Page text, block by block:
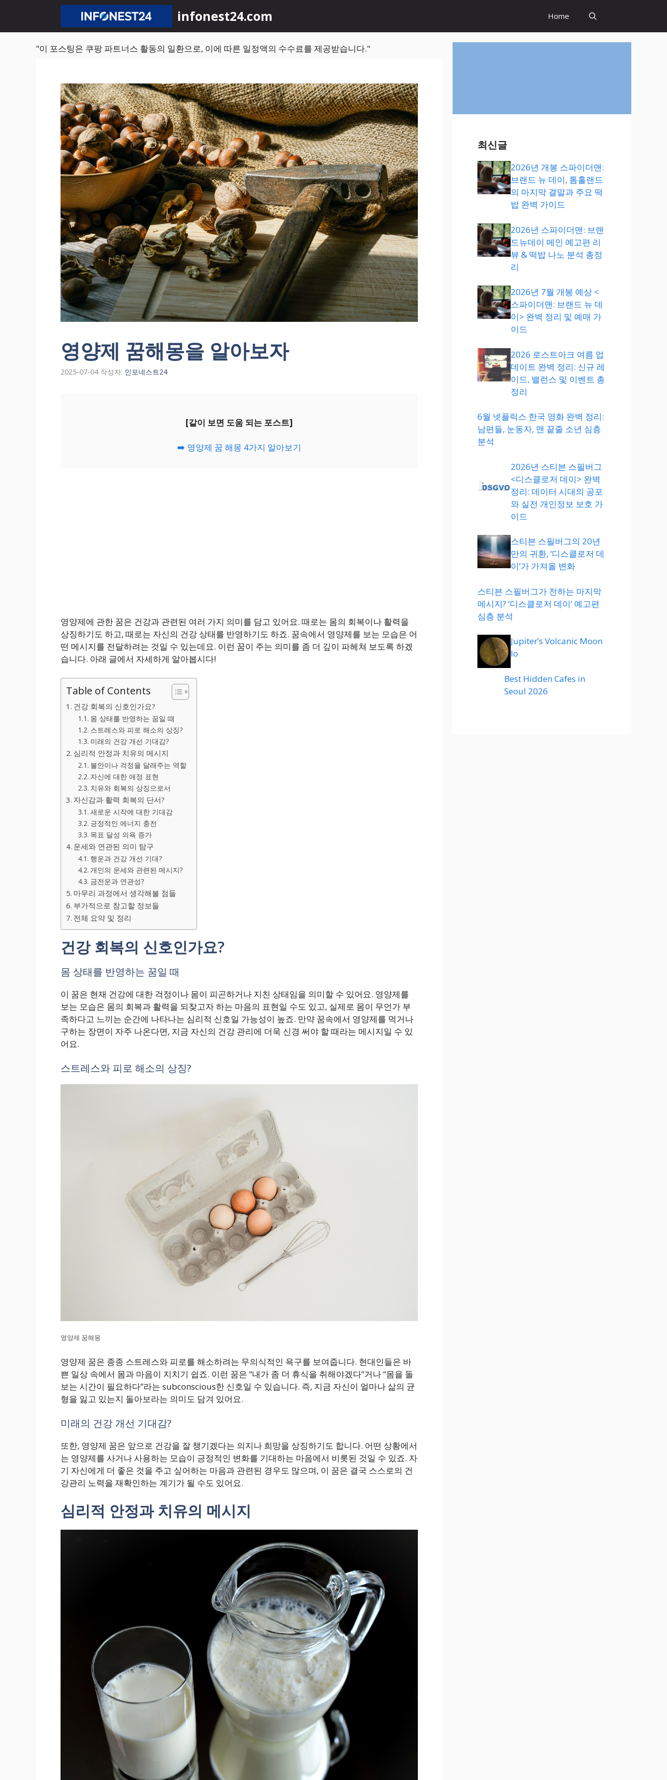
츠
infonest24.com Home
"이 포스팅은 쿠팡 파트너스 활동의 일환으로, 이에 따른 일정액의 수수료를 제공받습니다."
영양제 꿈해몽을 알아보자
2025-07-04 작성자: 인포네스트24
[같이 보면 도움 되는 포스트]
➡️ 영양제 꿈 해몽 4가지 알아보기
영양제에 관한 꿈은 건강과 관련된 여러 가지 의미를 담고 있어요. 때로는 몸의 회복이나 활력을
상징하기도 하고, 때로는 자신의 건강 상태를 반영하기도 하죠. 꿈속에서 영양제를 보는 모습은 어
떤 메시지를 전달하려는 것일 수 있는데요. 이런 꿈이 주는 의미를 좀 더 깊이 파헤쳐 보도록 하겠
습니다. 아래 글에서 자세하게 알아봅시다!
Table of Contents
건강 회복의 신호인가요?
몸 상태를 반영하는 꿈일 때
스트레스와 피로 해소의 상징?
미래의 건강 개선 기대감?
심리적 안정과 치유의 메시지
불안이나 걱정을 달래주는 역할
자신에 대한 애정 표현
치유와 회복의 상징으로서
자신감과 활력 회복의 단서?
새로운 시작에 대한 기대감
긍정적인 에너지 충전
목표 달성 의욕 증가
운세와 연관된 의미 탐구
행운과 건강 개선 기대?
개인의 운세와 관련된 메시지?
금전운과 연관성?
마무리 과정에서 생각해볼 점들
부가적으로 참고할 정보들
전체 요약 및 정리
건강 회복의 신호인가요?
몸 상태를 반영하는 꿈일 때
이 꿈은 현재 건강에 대한 걱정이나 몸이 피곤하거나 지친 상태임을 의미할 수 있어요. 영양제를
보는 모습은 몸의 회복과 활력을 되찾고자 하는 마음의 표현일 수도 있고, 실제로 몸이 무언가 부
족하다고 느끼는 순간에 나타나는 심리적 신호일 가능성이 높죠. 만약 꿈속에서 영양제를 먹거나
구하는 장면이 자주 나온다면, 지금 자신의 건강 관리에 더욱 신경 써야 할 때라는 메시지일 수 있
어요.
스트레스와 피로 해소의 상징?
영양제 꿈해몽
영양제 꿈은 종종 스트레스와 피로를 해소하려는 무의식적인 욕구를 보여줍니다. 현대인들은 바
쁜 일상 속에서 몸과 마음이 지치기 쉽죠. 이런 꿈은 “내가 좀 더 휴식을 취해야겠다”거나 “몸을 돌
보는 시간이 필요하다”라는 subconscious한 신호일 수 있습니다. 즉, 지금 자신이 얼마나 삶의 균
형을 잃고 있는지 돌아보라는 의미도 담겨 있어요.
미래의 건강 개선 기대감?
또한, 영양제 꿈은 앞으로 건강을 잘 챙기겠다는 의지나 희망을 상징하기도 합니다. 어떤 상황에서
는 영양제를 사거나 사용하는 모습이 긍정적인 변화를 기대하는 마음에서 비롯된 것일 수 있죠. 자
기 자신에게 더 좋은 것을 주고 싶어하는 마음과 관련된 경우도 많으며, 이 꿈은 결국 스스로의 건
강관리 노력을 재확인하는 계기가 될 수도 있어요.
심리적 안정과 치유의 메시지
최신글
2026년 개봉 스파이더맨:
브랜드 뉴 데이, 톰홀랜드
의 마지막 결말과 주요 떡
밥 완벽 가이드
2026년 스파이더맨: 브랜
드뉴데이 메인 예고편 리
뷰 & 떡밥 나노 분석 총정
리
2026년 7월 개봉 예상 <
스파이더맨: 브랜드 뉴 데
이> 완벽 정리 및 예매 가
이드
2026 로스트아크 여름 업
데이트 완벽 정리: 신규 레
이드, 밸런스 및 이벤트 총
정리
6월 넷플릭스 한국 영화 완벽 정리:
남편들, 눈동자, 맨 끝줄 소년 심층
분석
2026년 스티븐 스필버그
<디스클로저 데이> 완벽
정리: 데이터 시대의 공포
와 실전 개인정보 보호 가
이드
스티븐 스필버그의 20년
만의 귀환, ‘디스클로저 데
이’가 가져올 변화
스티븐 스필버그가 전하는 마지막
메시지? ‘디스클로저 데이’ 예고편
심층 분석
Jupiter’s Volcanic Moon
Io
Best Hidden Cafes in
Seoul 2026